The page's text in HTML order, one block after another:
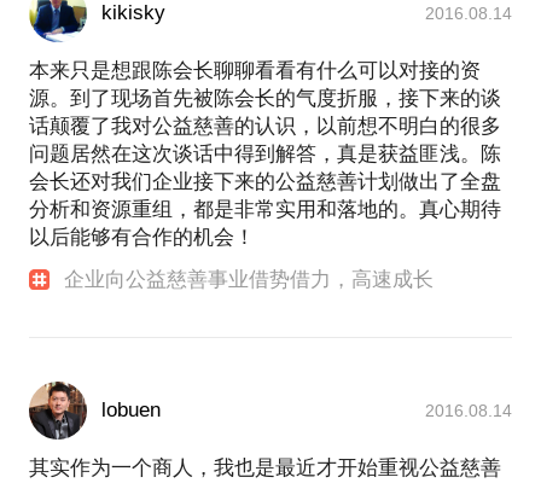
kikisky 2016.08.14
本来只是想跟陈会长聊聊看看有什么可以对接的资
源。到了现场首先被陈会长的气度折服，接下来的谈
话颠覆了我对公益慈善的认识，以前想不明白的很多
问题居然在这次谈话中得到解答，真是获益匪浅。陈
会长还对我们企业接下来的公益慈善计划做出了全盘
分析和资源重组，都是非常实用和落地的。真心期待
以后能够有合作的机会！
企业向公益慈善事业借势借力，高速成长
lobuen 2016.08.14
其实作为一个商人，我也是最近才开始重视公益慈善